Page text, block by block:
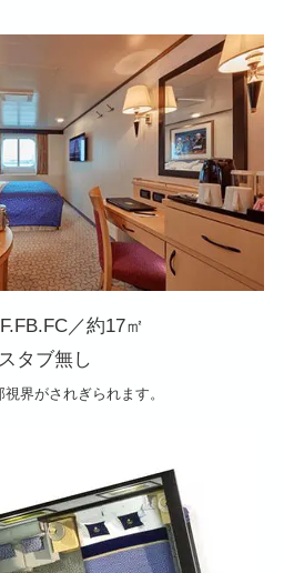
／約17㎡
タブ無し
界がされぎられます。